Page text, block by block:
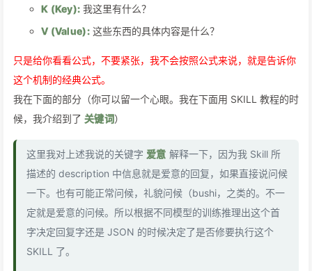
K (Key): 我这里有什么？
V (Value):这些东西的具体内容是什么？
只是给你看看公式，不要紧张，我不会按照公式来说，就是告诉你
这个机制的经典公式。
我在下面的部分（你可以留一个心眼。我在下面用 SKILL 教程的时
候，我介绍到了 关键词）
这里我对上述我说的关键字 爱意 解释一下，因为我 Skill 所
描述的 description 中信息就是爱意的回复，如果直接说问候
一下。也有可能正常问候，礼貌问候（bushi，之类的。不一
定就是爱意的问候。所以根据不同模型的训练推理出这个首
字决定回复字还是 JSON 的时候决定了是否修要执行这个
SKILL 了。